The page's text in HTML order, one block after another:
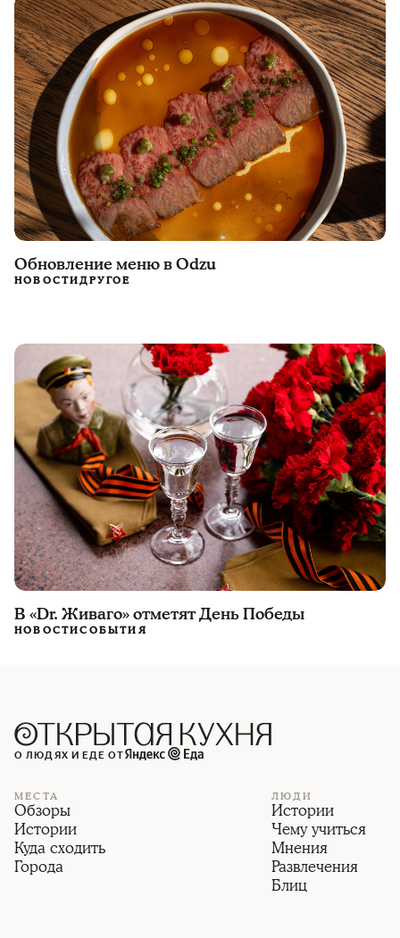
Обновление меню в Odzu
НОВОСТИДРУГОЕ
В «Dr. Живаго» отметят День Победы
НОВОСТИСОБЫТИЯ
О ЛЮДЯХ И ЕДЕ ОТ
МЕСТА
Обзоры
Истории
Куда сходить
Города
ЛЮДИ
Истории
Чему учиться
Мнения
Развлечения
Блиц